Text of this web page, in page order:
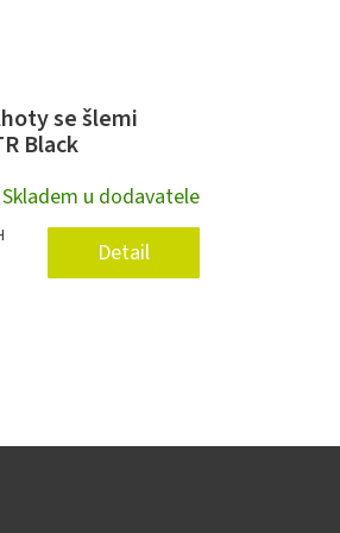
se šlemi
Black
Skladem u dodavatele
Detail